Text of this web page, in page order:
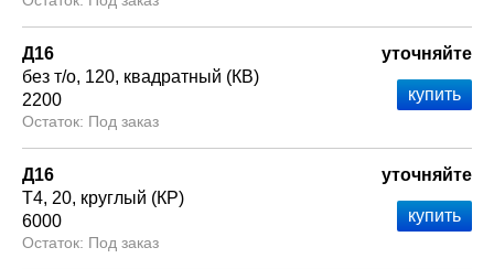
Д16
без т/о 120 квадратный (КВ)
2200
Под заказ
уточняйте
Д16
Т4 20 круглый (КР)
6000
Под заказ
уточняйте